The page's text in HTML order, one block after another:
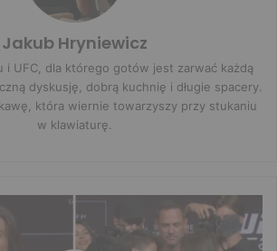
Jakub Hryniewicz
i UFC, dla którego gotów jest zarwać każdą
dyskusję, dobrą kuchnię i długie spacery.
która wiernie towarzyszy przy stukaniu
w klawiaturę.